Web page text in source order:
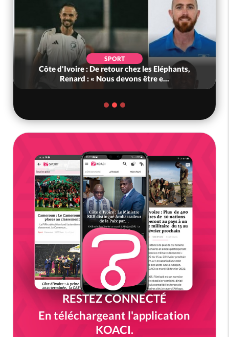
SPORT
Côte d'Ivoire : De retour chez les Eléphants,
Renard : « Nous devons être e...
RESTEZ CONNECTÉ
En téléchargeant l'application
KOACI.